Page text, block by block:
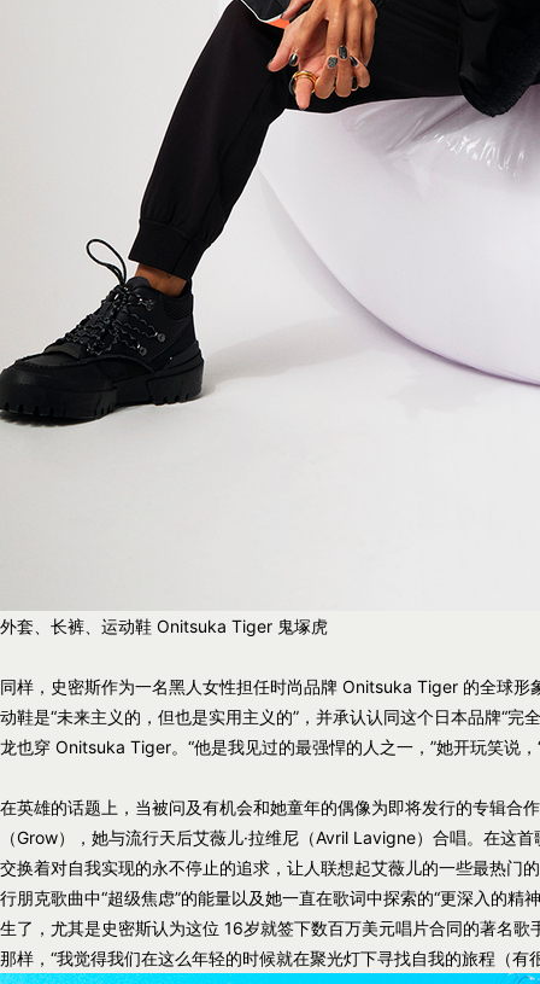
外套、长裤、运动鞋 Onitsuka Tiger 鬼塚虎
同样，史密斯作为一名黑人女性担任时尚品牌 Onitsuka Tiger 的全球
动鞋是“未来主义的，但也是实用主义的”，并承认认同这个日本品牌“完
龙也穿 Onitsuka Tiger。“他是我见过的最强悍的人之一，”她开玩笑说
在英雄的话题上，当被问及有机会和她童年的偶像为即将发行的专辑合
（Grow），她与流行天后艾薇儿·拉维尼（Avril Lavigne）合唱。在这
交换着对自我实现的永不停止的追求，让人联想起艾薇儿的一些最热门
行朋克歌曲中“超级焦虑”的能量以及她一直在歌词中探索的“更深入的精
生了，尤其是史密斯认为这位 16岁就签下数百万美元唱片合同的著名
那样，“我觉得我们在这么年轻的时候就在聚光灯下寻找自我的旅程（有